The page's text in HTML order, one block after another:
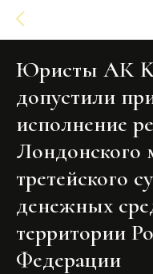
Юристы АК
допустили
исполнение
Лондонского
третейского
денежных
территории
Федерации